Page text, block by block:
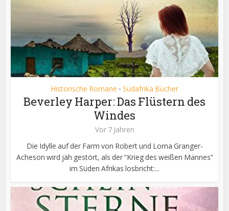
Historische Romane • Südafrika Bücher
Beverley Harper: Das Flüstern des
Windes
Vor 7 Jahren
Die Idylle auf der Farm von Robert und Lorna Granger-
Acheson wird jäh gestört, als der “Krieg des weißen Mannes”
im Süden Afrikas losbricht:...